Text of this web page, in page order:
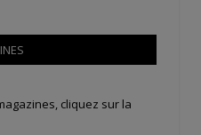
cliquez sur la